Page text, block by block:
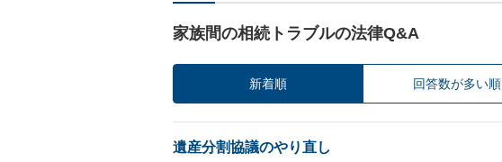
家族間の相続トラブルの法律Q&A
新着順 回答数が多い順
遺産分割協議のやり直し